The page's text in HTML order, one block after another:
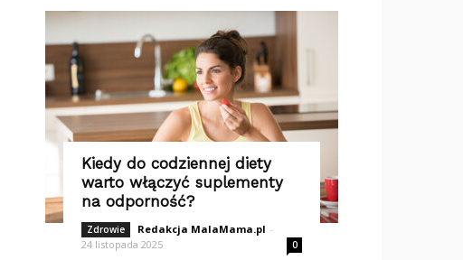
Kiedy do codziennej diety
warto włączyć suplementy
na odporność?
Zdrowie Redakcja MalaMama.pl -
24 listopada 2025
0